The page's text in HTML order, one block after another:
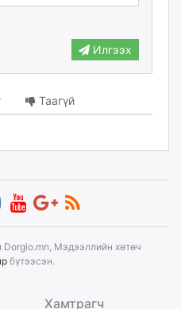
Илгээх
Таагүй
Мэдээллийн хөтөч
бүтээсэн.
Хамтрагч